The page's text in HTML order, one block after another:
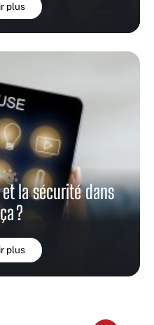
plus
la sécurité dans
?
plus